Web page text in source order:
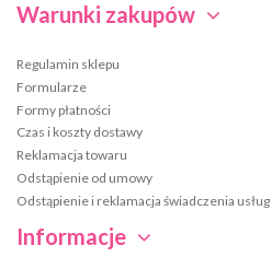
Warunki zakupów
Regulamin sklepu
Formularze
Formy płatności
Czas i koszty dostawy
Reklamacja towaru
Odstąpienie od umowy
Odstąpienie i reklamacja świadczenia usług
Informacje